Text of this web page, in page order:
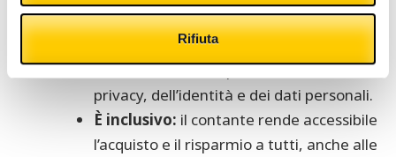
Rifiuta
Garantisce la privacy:le transazioni in
contanti rispettano il diritto
fondamentale alla protezione della
privacy, dell’identità e dei dati personali.
È inclusivo: il contante rende accessibile
l’acquisto e il risparmio a tutti, anche alle